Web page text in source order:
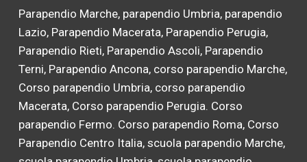
Parapendio Marche, parapendio Umbria, parapendio
Lazio, Parapendio Macerata, Parapendio Perugia,
Parapendio Rieti, Parapendio Ascoli, Parapendio
Terni, Parapendio Ancona, corso parapendio Marche,
Corso parapendio Umbria, corso parapendio
Macerata, Corso parapendio Perugia. Corso
parapendio Fermo. Corso parapendio Roma, Corso
Parapendio Centro Italia, scuola parapendio Marche,